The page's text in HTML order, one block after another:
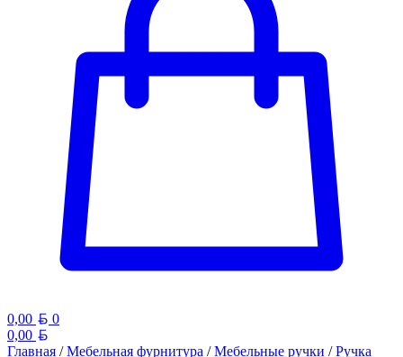
0,00 Белорусский рубль
0
0,00
Главная /Мебельная фурнитура /Мебельные ручки /Ручка